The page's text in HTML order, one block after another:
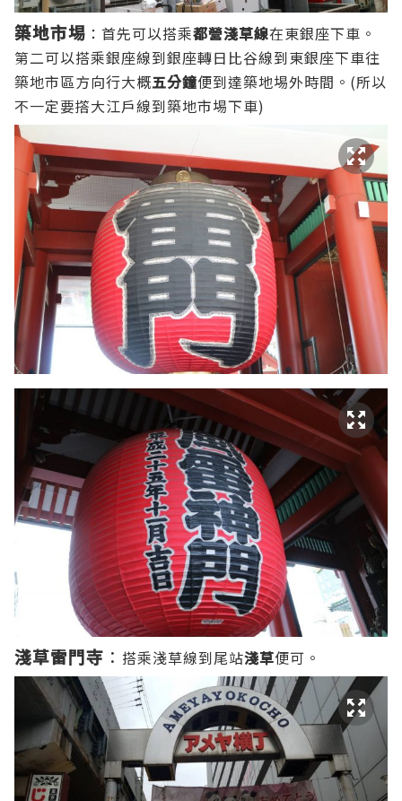
築地市埸 ：首先可以搭乘都營淺草線在東銀座下車。
第二可以搭乘銀座線到銀座轉日比谷線到東銀座下車往
築地市區方向行大概五分鐘便到達築地埸外時間。(所以
不一定要撘大江戶線到築地市埸下車)
淺草雷門寺 ： 搭乘淺草線到尾站淺草便可。